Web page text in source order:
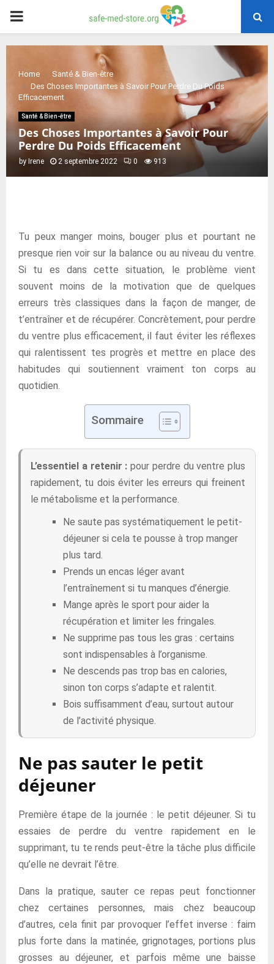
PRIMARY
MENU
Home
Santé & Bien-être
Des Choses Importantes à Savoir Pour Perdre Du Poids
Efficacement
Santé & Bien-être
Des Choses Importantes à Savoir Pour
Perdre Du Poids Efficacement
by Irene 2 septembre 2022 0 913
Tu peux manger moins, bouger plus et pourtant ne
presque rien voir sur la balance ou au niveau du ventre.
Si tu es dans cette situation, le problème vient
souvent moins de la motivation que de quelques
erreurs très classiques dans la façon de manger, de
t’entraîner et de récupérer. Concrètement, pour perdre
du ventre plus efficacement, il faut éviter les réflexes
qui ralentissent tes progrès et mettre en place des
habitudes qui soutiennent vraiment ton corps au
quotidien.
Sommaire
L’essentiel a retenir : pour perdre du ventre plus
rapidement, tu dois éviter les erreurs qui freinent
le métabolisme et la performance.
Ne saute pas systématiquement le petit-
déjeuner si cela te pousse à trop manger
plus tard.
Prends un encas léger avant
l’entraînement si tu manques d’énergie.
Mange après le sport pour aider la
récupération et limiter les fringales.
Ne supprime pas tous les gras : certains
sont indispensables à l’organisme.
Ne descends pas trop bas en calories,
sinon ton corps s’adapte et ralentit.
Bois suffisamment d’eau, surtout autour
de l’activité physique.
Ne pas sauter le petit
déjeuner
Première étape de la journée : le petit déjeuner. Si tu
essaies de perdre du ventre rapidement en le
supprimant, tu te rends peut-être la tâche plus difficile
qu’elle ne devrait l’être.
Dans la pratique, sauter ce repas peut fonctionner
chez certaines personnes, mais chez beaucoup
d’autres, cela finit par provoquer l’effet inverse : faim
plus forte dans la matinée, grignotages, portions plus
grosses au déjeuner, et parfois même une baisse